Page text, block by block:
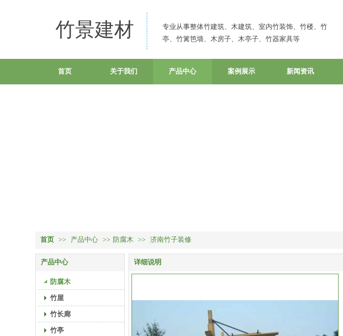
竹景建材 专业从事整体竹建筑、木建筑、室内竹装饰、竹楼、竹
亭、竹篱笆墙、木房子、木亭子、竹器家具等
首页 关于我们 产品中心 案例展示 新闻资讯
首页 >> 产品中心 >> 防腐木 >> 济南竹子装修
产品中心
防腐木
竹屋
竹长廊
竹亭
详细说明